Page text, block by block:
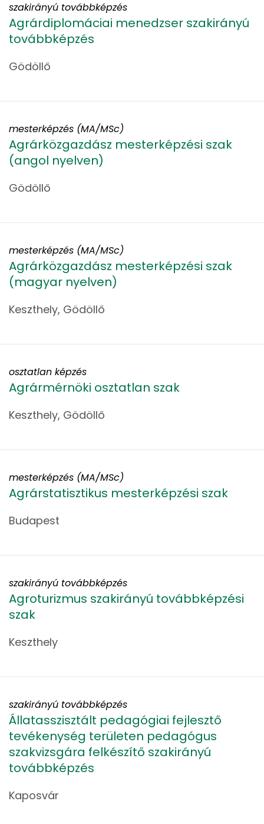
Agrárdiplomáciai menedzser szakirányú
továbbképzés
Gödöllő
szakirányú továbbképzés
Agrárközgazdász mesterképzési szak
(angol nyelven)
Gödöllő
mesterképzés (MA/MSc)
Agrárközgazdász mesterképzési szak
(magyar nyelven)
Keszthely, Gödöllő
mesterképzés (MA/MSc)
Agrármérnöki osztatlan szak
Keszthely, Gödöllő
osztatlan képzés
Agrárstatisztikus mesterképzési szak
Budapest
mesterképzés (MA/MSc)
Agroturizmus szakirányú továbbképzési
szak
Keszthely
szakirányú továbbképzés
Állatasszisztált pedagógiai fejlesztő
tevékenység területen pedagógus
szakvizsgára felkészítő szakirányú
továbbképzés
Kaposvár
szakirányú továbbképzés